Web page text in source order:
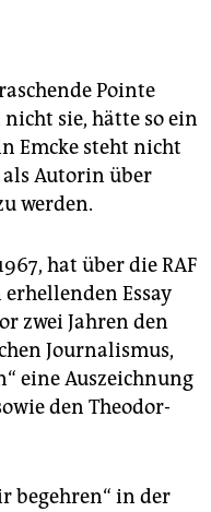
Pointe
sie, hätte so ein
Emcke steht nicht
Autorin über
werden.
hat über die RAF
Essay
zwei Jahren den
Journalismus,
eine Auszeichnung
den Theodor-
begehren“ in der